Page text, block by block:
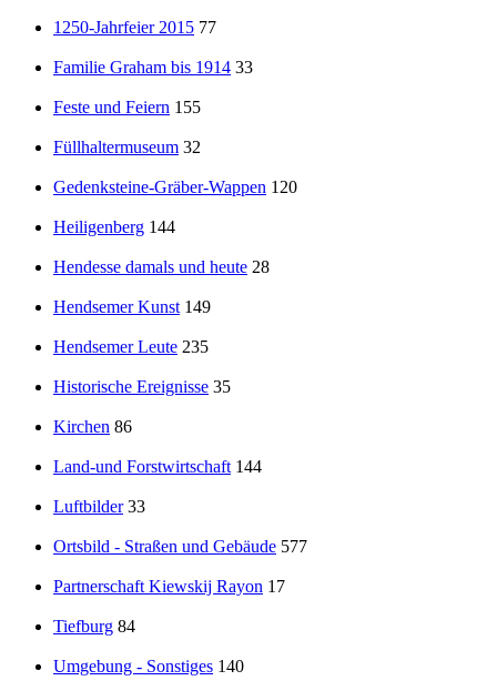
1250-Jahrfeier 2015 77
Familie Graham bis 1914 33
Feste und Feiern 155
Füllhaltermuseum 32
Gedenksteine-Gräber-Wappen 120
Heiligenberg 144
Hendesse damals und heute 28
Hendsemer Kunst 149
Hendsemer Leute 235
Historische Ereignisse 35
Kirchen 86
Land-und Forstwirtschaft 144
Luftbilder 33
Ortsbild - Straßen und Gebäude 577
Partnerschaft Kiewskij Rayon 17
Tiefburg 84
Umgebung - Sonstiges 140